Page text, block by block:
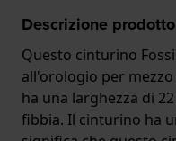
Descrizione prodotto
Questo cinturino
all'orologio per
ha una larghezza di
fibbia. Il cinturino ha